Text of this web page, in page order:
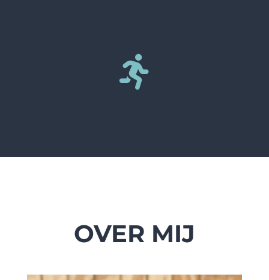

OVER MIJ